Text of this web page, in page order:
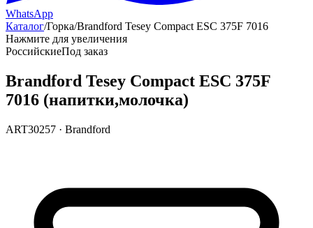
WhatsApp
Каталог/Горка/Brandford Tesey Compact ESC 375F 7016
Нажмите для увеличения
РоссийскиеПод заказ
Brandford Tesey Compact ESC 375F
7016 (напитки,молочка)
ART30257 · Brandford